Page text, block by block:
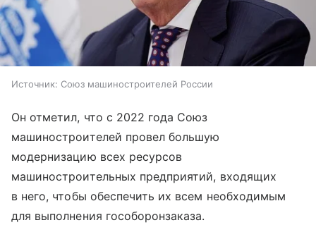
Источник: Союз машиностроителей России
Он отметил, что с 2022 года Союз
машиностроителей провел большую
модернизацию всех ресурсов
машиностроительных предприятий, входящих
в него, чтобы обеспечить их всем необходимым
для выполнения гособоронзаказа.